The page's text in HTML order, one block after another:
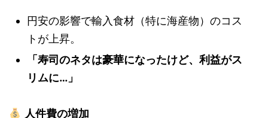
円安の影響で輸入食材（特に海産物）のコス
トが上昇。
「寿司のネタは豪華になったけど、利益がス
リムに…」
人件費の増加